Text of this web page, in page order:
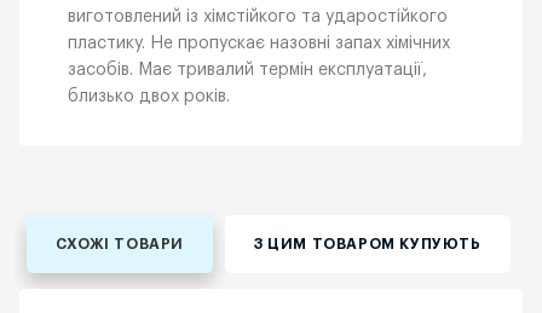
виготовлений із хімстійкого та ударостійкого
пластику. Не пропускає назовні запах хімічних
засобів. Має тривалий термін експлуатації,
близько двох років.
СХОЖІ ТОВАРИ З ЦИМ ТОВАРОМ КУПУЮТЬ